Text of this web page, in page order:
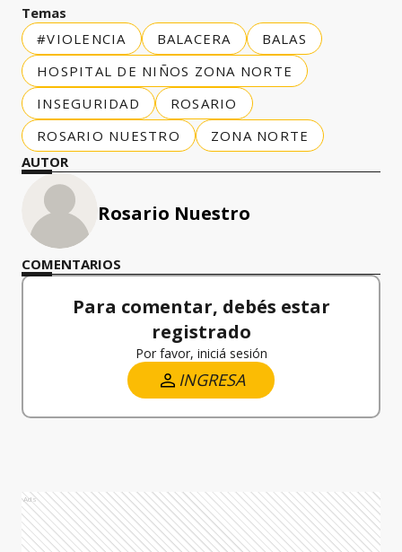
Temas
#VIOLENCIA
BALACERA
BALAS
HOSPITAL DE NIÑOS ZONA NORTE
INSEGURIDAD
ROSARIO
ROSARIO NUESTRO
ZONA NORTE
AUTOR
Rosario Nuestro
COMENTARIOS
Para comentar, debés estar
registrado
Por favor, iniciá sesión
INGRESA
Ads